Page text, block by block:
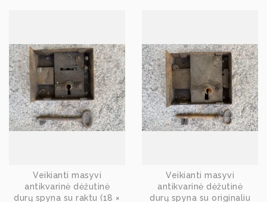
Veikianti masyvi
antikvarinė dėžutinė
durų spyna su raktu (18 ×
Veikianti masyvi
antikvarinė dėžutinė
durų spyna su originaliu